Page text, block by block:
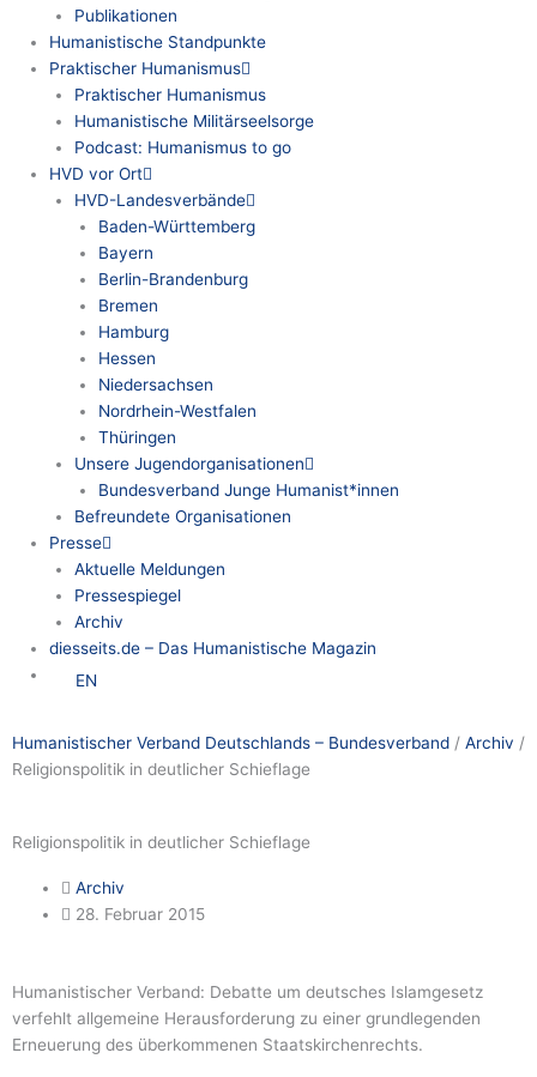
Publikationen
Humanistische Standpunkte
Praktischer Humanismus
Praktischer Humanismus
Humanistische Militärseelsorge
Podcast: Humanismus to go
HVD vor Ort
HVD-Landesverbände
Baden-Württemberg
Bayern
Berlin-Brandenburg
Bremen
Hamburg
Hessen
Niedersachsen
Nordrhein-Westfalen
Thüringen
Unsere Jugendorganisationen
Bundesverband Junge Humanist*innen
Befreundete Organisationen
Presse
Aktuelle Meldungen
Pressespiegel
Archiv
diesseits.de – Das Humanistische Magazin
EN
Humanistischer Verband Deutschlands – Bundesverband / Archiv /
Religionspolitik in deutlicher Schieflage
Religionspolitik in deutlicher Schieflage
Archiv
28. Februar 2015
Humanistischer Verband: Debatte um deutsches Islamgesetz
verfehlt allgemeine Herausforderung zu einer grundlegenden
Erneuerung des überkommenen Staatskirchenrechts.